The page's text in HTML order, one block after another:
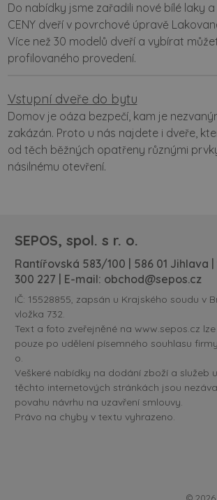
Do nabídky jsme zařadili nové bílé laky a
CENY dveří v povrchové úpravě
Více než 30 modelů dveří a vybírat
profilovaného provedení.
Vstupní dveře do bytu
Domov je oáza bezpečí, kam je
zakázán. Proto u nás najdete i dveře,
od těch běžných opatřeny různými
násilnému otevření.
SEPOS, spol. s r. o.
Rantířovská 583/100 | 586 01 Jihlava |
300 227 | E-mail: obchod@sepos.cz
IČ: 15528855, zapsán u Krajského soudu v
vložka 732.
Text a foto zveřejněné na www.sepos.cz
pouze po udělení písemného souhlasu firmy
o.
Veškeré nabídky na dodání zboží a služeb
těchto internetových stránkách jsou
povahu návrhu na uzavření smlouvy.
Právo na chyby v textu vyhrazeno.
© 2026